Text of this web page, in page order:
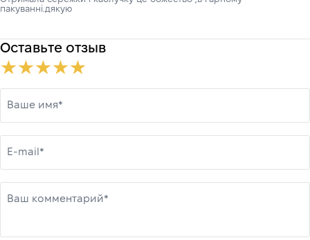
пакуванні.дякую
Оставьте отзыв
Ваше имя*
E-mail*
Ваш комментарий*